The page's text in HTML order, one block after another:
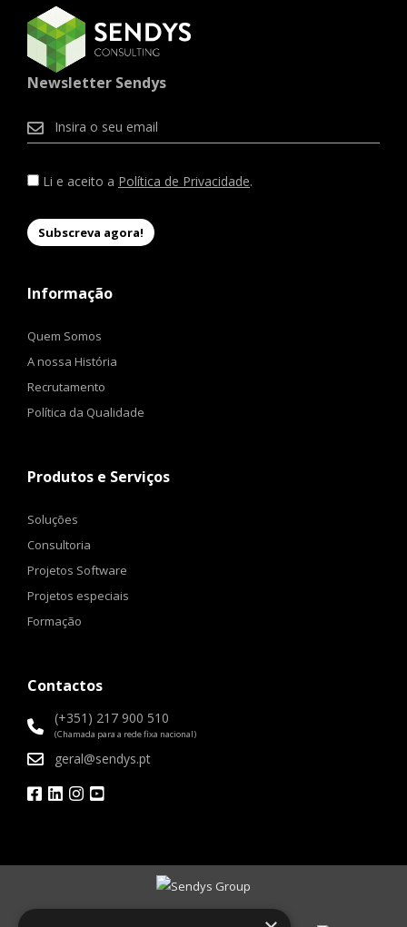
Newsletter Sendys
Li e aceito a Política de Privacidade.
Informação
Quem Somos
A nossa História
Recrutamento
Política da Qualidade
Produtos e Serviços
Soluções
Consultoria
Projetos Software
Projetos especiais
Formação
Contactos
(+351) 217 900 510
(Chamada para a rede fixa nacional)
geral@sendys.pt